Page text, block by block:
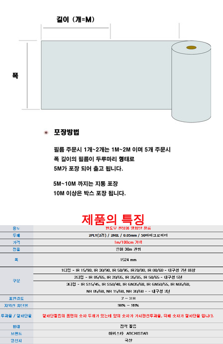
제품의 특징